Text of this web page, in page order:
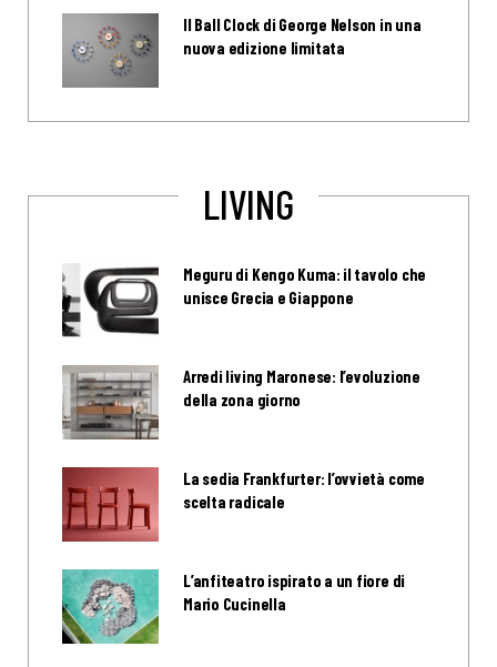
Il Ball Clock di George Nelson in una
nuova edizione limitata
LIVING
Meguru di Kengo Kuma: il tavolo che
unisce Grecia e Giappone
Arredi living Maronese: l’evoluzione
della zona giorno
La sedia Frankfurter: l’ovvietà come
scelta radicale
L’anfiteatro ispirato a un fiore di
Mario Cucinella